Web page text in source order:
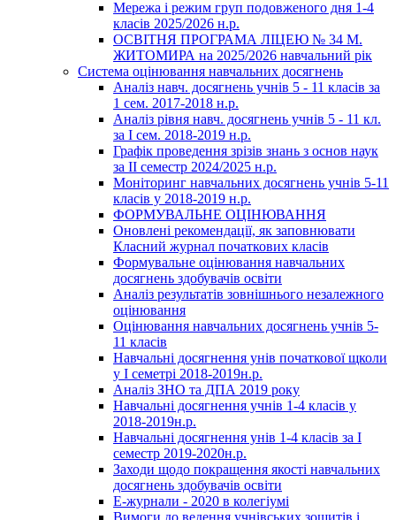
Мережа і режим груп подовженого дня 1-4
класів 2025/2026 н.р.
ОСВІТНЯ ПРОГРАМА ЛІЦЕЮ № 34 М.
ЖИТОМИРА на 2025/2026 навчальний рік
Система оцінювання навчальних досягнень
Аналіз навч. досягнень учнів 5 - 11 класів за
1 сем. 2017-2018 н.р.
Аналіз рівня навч. досягнень учнів 5 - 11 кл.
за І сем. 2018-2019 н.р.
Графік проведення зрізів знань з основ наук
за ІІ семестр 2024/2025 н.р.
Моніторинг навчальних досягнень учнів 5-11
класів у 2018-2019 н.р.
ФОРМУВАЛЬНЕ ОЦІНЮВАННЯ
Оновлені рекомендації, як заповнювати
Класний журнал початкових класів
Формувальне оцінювання навчальних
досягнень здобувачів освіти
Аналіз результатів зовнішнього незалежного
оцінювання
Оцінювання навчальних досягнень учнів 5-
11 класів
Навчальні досягнення унів початкової щколи
у І семетрі 2018-2019н.р.
Аналіз ЗНО та ДПА 2019 року
Навчальні досягнення учнів 1-4 класів у
2018-2019н.р.
Навчальні досягнення унів 1-4 класів за І
семестр 2019-2020н.р.
Заходи щодо покращення якості навчальних
досягнень здобувачів освіти
Е-журнали - 2020 в колегіумі